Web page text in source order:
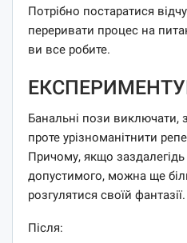
Потрібно постаратися
переривати процес на
ви все робите.
Банальні пози виключати,
проте урізноманітнити
Причому, якщо
допустимого, можна ще
розгулятися своїй фантазії.
Після: